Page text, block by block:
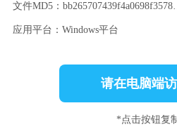
文件MD5：
应用平台：Windows平台
请在电脑端
*点击按钮复